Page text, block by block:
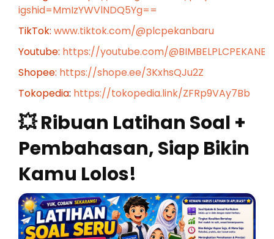
igshid=MmIzYWVlNDQ5Yg==
TikTok: www.tiktok.com/@plcpekanbaru
Youtube: https://youtube.com/
Shopee: https://shope.ee/3KxhsQJu2Z
Tokopedia: https://tokopedia.link/ZFRp9VAy7Bb
💥 Ribuan Latihan Soal +
Pembahasan, Siap Bikin
Kamu Lolos!